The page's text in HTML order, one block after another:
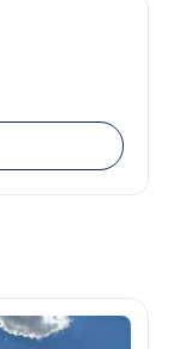
stor solbädd)